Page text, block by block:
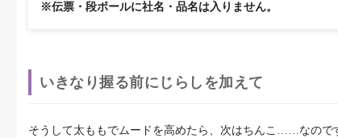
※伝票・段ボールに社名・品名は入りません。
いきなり握る前にじらしを加えて
そうして太ももでムードを高めたら、次はちんこ……なので